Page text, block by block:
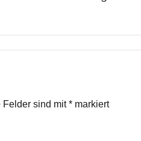
Felder sind mit* markiert